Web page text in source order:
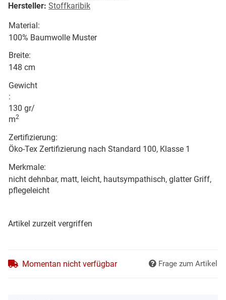
Hersteller: Stoffkaribik
Material:
100% Baumwolle Muster
Breite:
148 cm
Gewicht
:
130 gr/
m2
Zertifizierung:
Öko-Tex Zertifizierung nach Standard 100, Klasse 1
Merkmale:
nicht dehnbar, matt, leicht, hautsympathisch, glatter Griff,
pflegeleicht
Artikel zurzeit vergriffen
Momentan nicht verfügbar Frage zum Artikel